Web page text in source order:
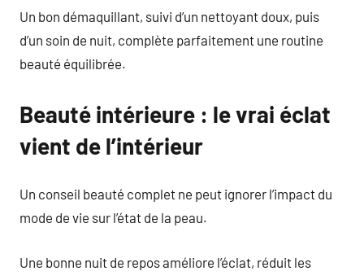
Un bon démaquillant, suivi d’un nettoyant doux, puis
d’un soin de nuit, complète parfaitement une routine
beauté équilibrée.
Beauté intérieure : le vrai éclat
vient de l’intérieur
Un conseil beauté complet ne peut ignorer l’impact du
mode de vie sur l’état de la peau.
Une bonne nuit de repos améliore l’éclat, réduit les